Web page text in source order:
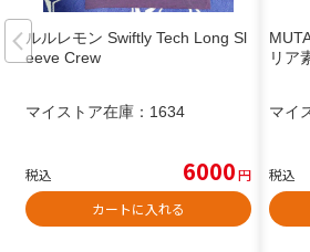
ルルレモン Swiftly Tech Long Sl
eeve Crew
マイストア在庫： 1634
税込 6000円
カートに入れる
リア
マイ
税込